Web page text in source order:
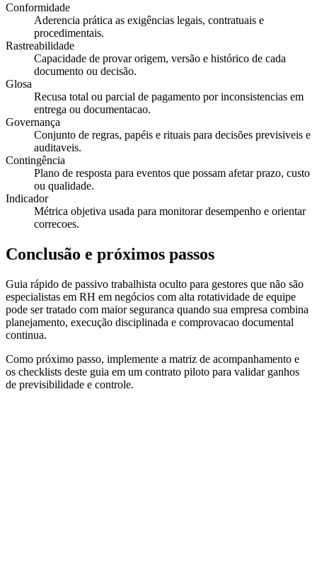
Conformidade
Aderencia prática as exigências legais, contratuais e
procedimentais.
Rastreabilidade
Capacidade de provar origem, versão e histórico de cada
documento ou decisão.
Glosa
Recusa total ou parcial de pagamento por inconsistencias em
entrega ou documentacao.
Governança
Conjunto de regras, papéis e rituais para decisões previsiveis e
auditaveis.
Contingência
Plano de resposta para eventos que possam afetar prazo, custo
ou qualidade.
Indicador
Métrica objetiva usada para monitorar desempenho e orientar
correcoes.
Conclusão e próximos passos
Guia rápido de passivo trabalhista oculto para gestores que não são
especialistas em RH em negócios com alta rotatividade de equipe
pode ser tratado com maior seguranca quando sua empresa combina
planejamento, execução disciplinada e comprovacao documental
continua.
Como próximo passo, implemente a matriz de acompanhamento e
os checklists deste guia em um contrato piloto para validar ganhos
de previsibilidade e controle.